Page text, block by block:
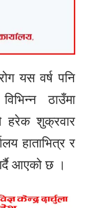
यस वर्ष पनि
ठाउँमा
हरेक शुक्रवार
हाताभित्र र
आएको छ ।